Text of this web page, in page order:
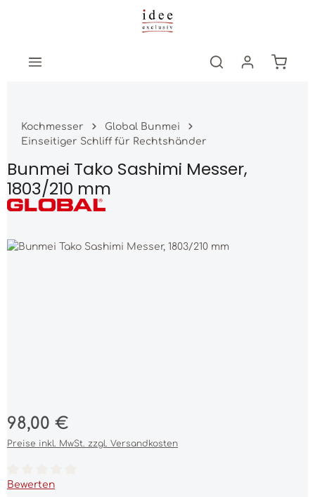
Zum Hauptinhalt springen
Kochmesser
Global Bunmei
Einseitiger Schliff für Rechtshänder
Bunmei Tako Sashimi Messer,
1803/210 mm
Bildergalerie überspringen
Regulärer Preis:
98,00 €
Preise inkl. MwSt. zzgl. Versandkosten
Durchschnittliche Bewertung von 0 von 5 Sternen
Bewerten